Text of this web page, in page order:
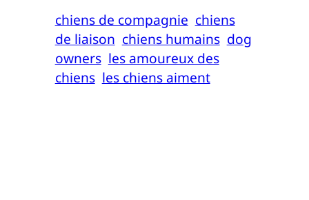
chiens de compagnie chiens
de liaison chiens humains dog
owners les amoureux des
chiens les chiens aiment